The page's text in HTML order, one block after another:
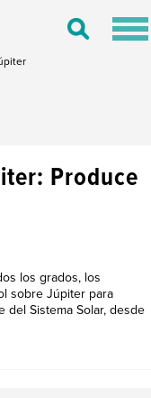
Toggle
Produce
los grados, los
sobre Júpiter para
del Sistema Solar, desde